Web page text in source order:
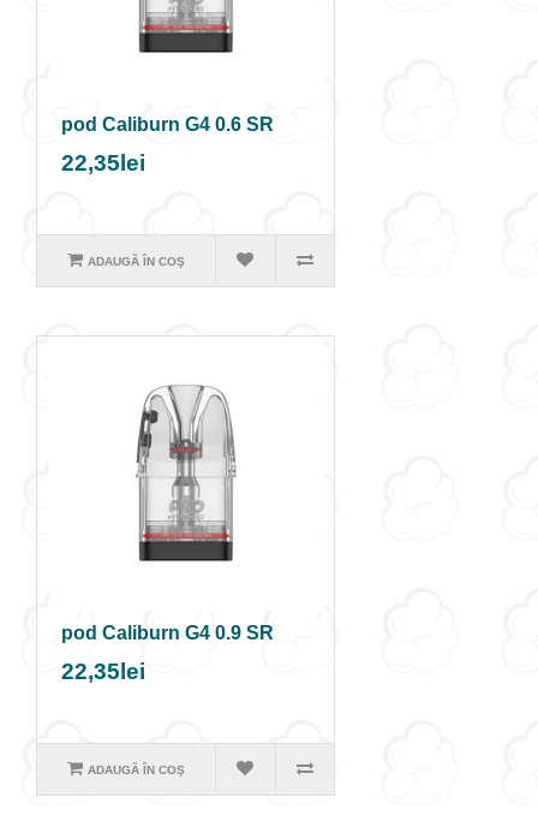
pod Caliburn G4 0.6 SR
22,35lei
ADAUGĂ ÎN COŞ
pod Caliburn G4 0.9 SR
22,35lei
ADAUGĂ ÎN COŞ